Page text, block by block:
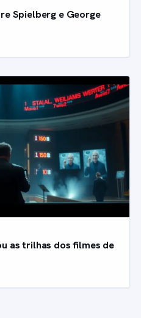
Spielberg e George
as trilhas dos filmes de